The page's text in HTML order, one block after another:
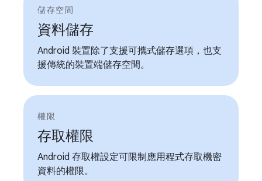
儲存空間
資料儲存
Android 裝置除了支援可攜式儲存選項，也支
援傳統的裝置端儲存空間。
權限
存取權限
Android 存取權設定可限制應用程式存取機密
資料的權限。